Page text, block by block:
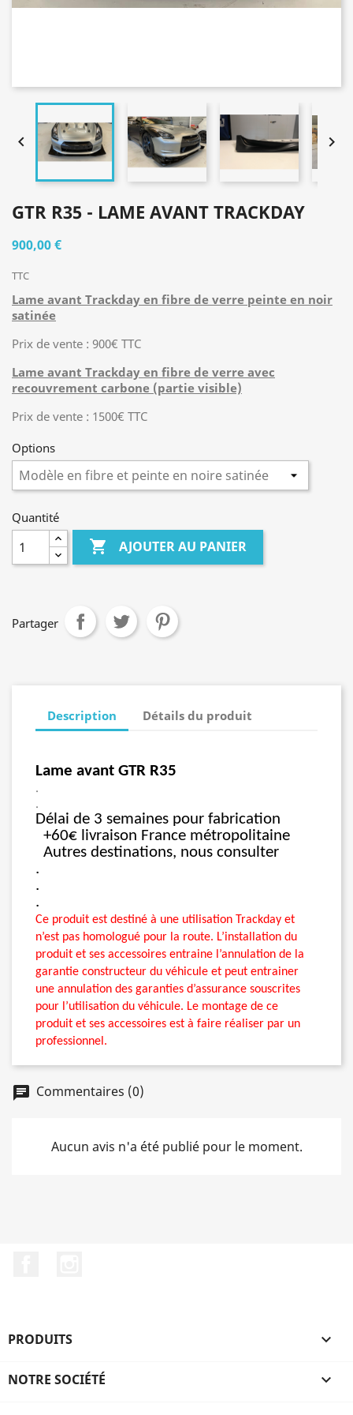
 
GTR R35 - LAME AVANT TRACKDAY
900,00 €
TTC
Lame avant Trackday en fibre de verre peinte en noir
satinée
Prix de vente : 900€ TTC
Lame avant Trackday en fibre de verre avec
recouvrement carbone (partie visible)
Prix de vente : 1500€ TTC
Options
Quantité
 AJOUTER AU PANIER
Partager
Description Détails du produit
Lame avant GTR R35
.
.
Délai de 3 semaines pour fabrication
+60€ livraison France métropolitaine
Autres destinations, nous consulter
.
.
.
Ce produit est destiné à une utilisation Trackday et
n’est pas homologué pour la route. L’installation du
produit et ses accessoires entraine l’annulation de la
garantie constructeur du véhicule et peut entrainer
une annulation des garanties d’assurance souscrites
pour l’utilisation du véhicule. Le montage de ce
produit et ses accessoires est à faire réaliser par un
professionnel.
chat Commentaires (0)
Aucun avis n'a été publié pour le moment.
PRODUITS 
NOTRE SOCIÉTÉ 